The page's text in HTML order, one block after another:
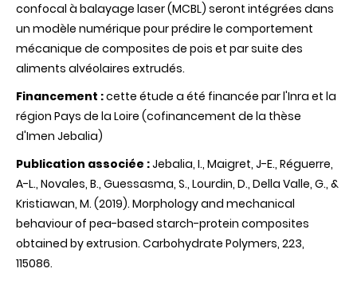
confocal à balayage laser (MCBL) seront intégrées dans
un modèle numérique pour prédire le comportement
mécanique de composites de pois et par suite des
aliments alvéolaires extrudés.
Financement :cette étude a été financée par l'Inra et la
région Pays de la Loire (cofinancement de la thèse
d'Imen Jebalia)
Publication associée :Jebalia, I., Maigret, J-E., Réguerre,
A-L., Novales, B., Guessasma, S., Lourdin, D., Della Valle, G., &
Kristiawan, M. (2019). Morphology and mechanical
behaviour of pea-based starch-protein composites
obtained by extrusion. Carbohydrate Polymers, 223,
115086.